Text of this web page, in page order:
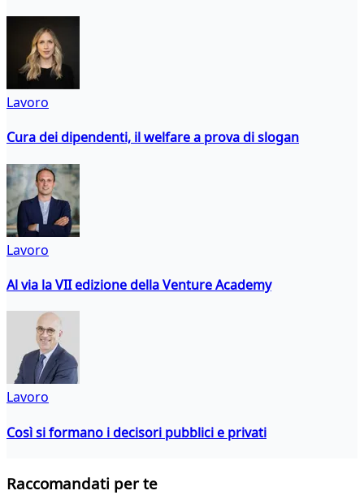
Lavoro
Cura dei dipendenti, il welfare a prova di slogan
Lavoro
Al via la VII edizione della Venture Academy
Lavoro
Così si formano i decisori pubblici e privati
Raccomandati per te